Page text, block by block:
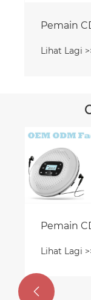
Comel
Lihat Lagi >>
